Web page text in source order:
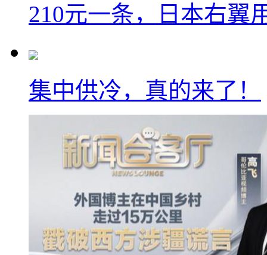
210元一条，日本右翼
集中供冷，真的来了！